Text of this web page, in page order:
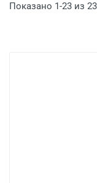
Показано 1-23 из 23